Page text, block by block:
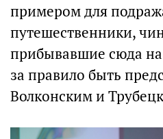
примером для
путешественники,
прибывавшие сюда на
за правило быть
Волконским и